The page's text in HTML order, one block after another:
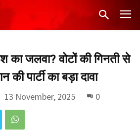
का जलवा? वोटों की गिनती से
की पार्टी का बड़ा दावा
13 November, 2025 0